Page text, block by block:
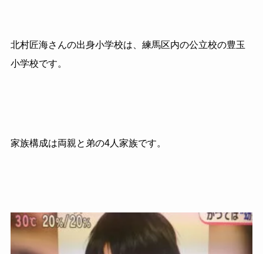
北村匠海さんの出身小学校は、練馬区内の公立校の豊玉
小学校です。
家族構成は両親と弟の4人家族です。